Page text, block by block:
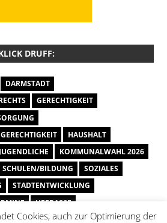
DRUFF:
DARMSTADT
GERECHTIGKEIT
HAUSHALT
KOMMUNALWAHL 2026
SCHULEN/BILDUNG
SOZIALES
STADTENTWICKLUNG
UFFBASSE
VERKEHR/ÖPNV